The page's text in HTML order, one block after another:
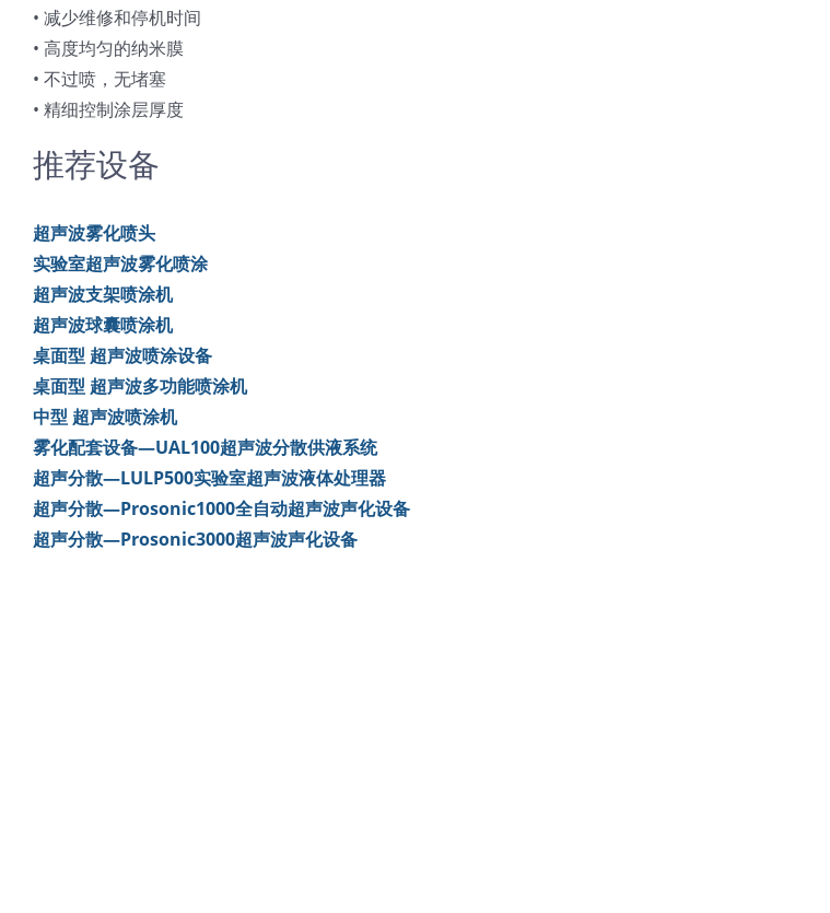
• 减少维修和停机时间
• 高度均匀的纳米膜
• 不过喷，无堵塞
• 精细控制涂层厚度
推荐设备
超声波雾化喷头
实验室超声波雾化喷涂
超声波支架喷涂机
超声波球囊喷涂机
桌面型 超声波喷涂设备
桌面型 超声波多功能喷涂机
中型 超声波喷涂机
雾化配套设备—UAL100超声波分散供液系统
超声分散—LULP500实验室超声波液体处理器
超声分散—Prosonic1000全自动超声波声化设备
超声分散—Prosonic3000超声波声化设备